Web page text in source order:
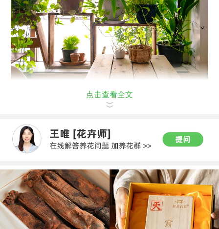
点击查看全文